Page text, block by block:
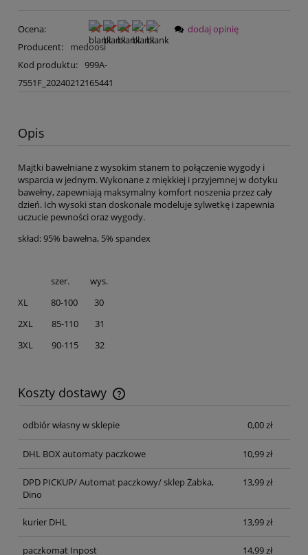
Ocena:
Producent:
medoosi
Kod produktu: 999A-
7551F_20240212165441
dodaj opinię
Opis
Majtki bawełniane z wysokim stanem to połączenie wygody i
wsparcia w jednym. Wykonane z miękkiej i przyjemnej w dotyku
bawełny, zapewniają maksymalny komfort noszenia przez cały
dzień. Ich wysoki stan doskonale modeluje sylwetkę i zapewnia
uczucie pewności oraz wygody.
skład: 95% bawełna, 5% spandex
szer. wys.
XL 80-100 30
2XL 85-110 31
3XL 90-115 32
Koszty dostawy
Cena nie zawiera ewentualnych kosztów płatności
odbiór własny w sklepie
0,00 zł
DHL BOX automaty paczkowe 10,99 zł
DPD PICKUP/ Automat paczkowy/ sklep Żabka,
Dino
13,99 zł
kurier DHL 13,99 zł
paczkomat Inpost 14,99 zł